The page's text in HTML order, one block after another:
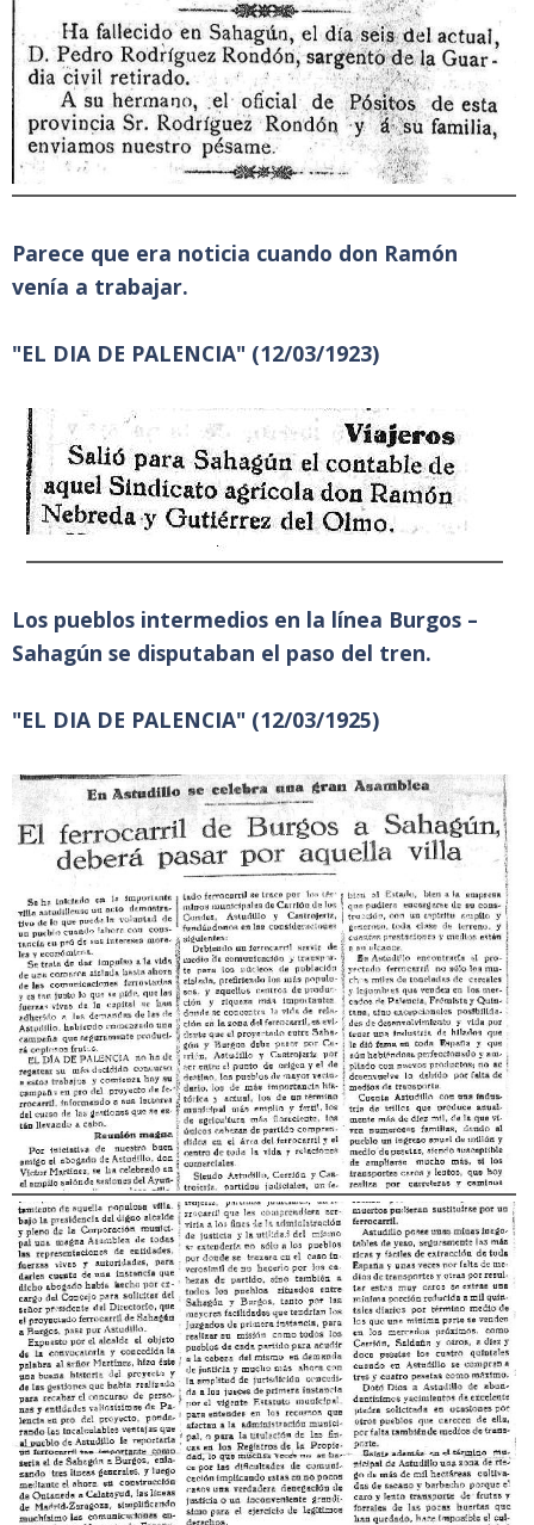
Parece que era noticia cuando don Ramón
venía a trabajar.
"EL DIA DE PALENCIA" (12/03/1923)
Los pueblos intermedios en la línea Burgos –
Sahagún se disputaban el paso del tren.
"EL DIA DE PALENCIA" (12/03/1925)